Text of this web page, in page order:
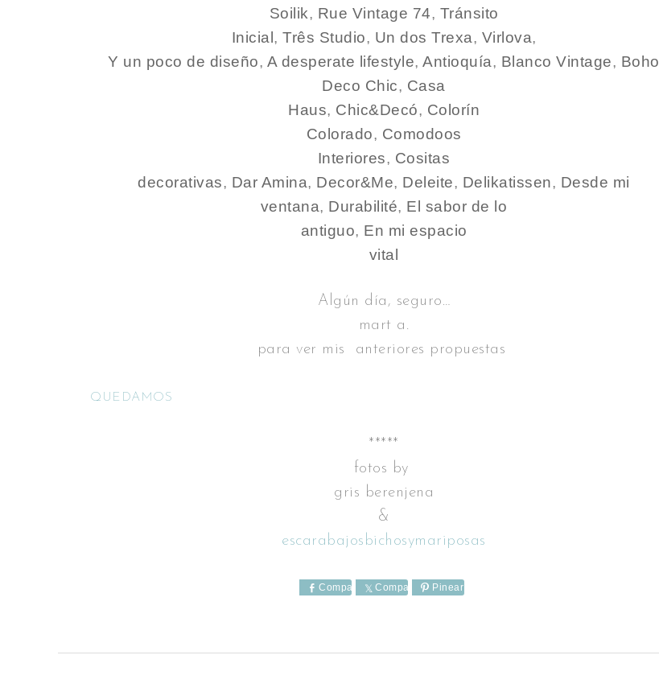
Soilik, Rue Vintage 74, Tránsito
Inicial , Três Studio, Un dos Trexa, Virlova,
Y un poco de diseño, A desperate lifestyle,Antioquía, Blanco Vintage, Boho
Deco Chic, Casa
Haus, Chic&Decó, Colorín
Colorado, Comodoos
Interiores, Cositas
decorativas, Dar Amina, Decor&Me, Deleite, Delikatissen, Desde mi
ventana, Durabilité, El sabor de lo
antiguo, En mi espacio
vital
Algún día, seguro…
mart a.
para ver mis anteriores propuestas
QUEDAMOS
*****
fotos by
gris berenjena
&
escarabajosbichosymariposas
Comparte Comparte Pinear